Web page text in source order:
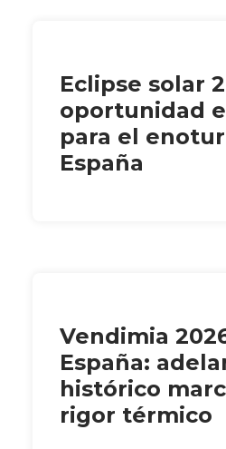
Eclipse solar
oportunidad
para el
España
Vendimia
España:
histórico
rigor térmico